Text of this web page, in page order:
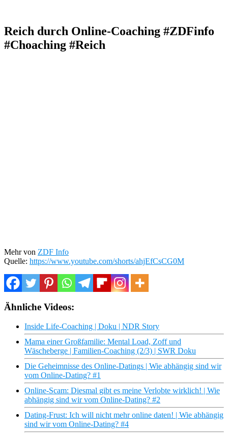
Reich durch Online-Coaching #ZDFinfo
#Choaching #Reich
Mehr von ZDF Info
Quelle: https://www.youtube.com/shorts/ahjEfCsCG0M
Ähnliche Videos:
Inside Life-Coaching | Doku | NDR Story
Mama einer Großfamilie: Mental Load, Zoff und
Wäscheberge | Familien-Coaching (2/3) | SWR Doku
Die Geheimnisse des Online-Datings | Wie abhängig sind wir
vom Online-Dating? #1
Online-Scam: Diesmal gibt es meine Verlobte wirklich! | Wie
abhängig sind wir vom Online-Dating? #2
Dating-Frust: Ich will nicht mehr online daten! | Wie abhängig
sind wir vom Online-Dating? #4